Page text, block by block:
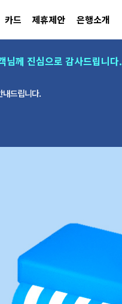
은행소개
카드 제휴제안
님께 진심으로 감사드립니다.
내드립니다.